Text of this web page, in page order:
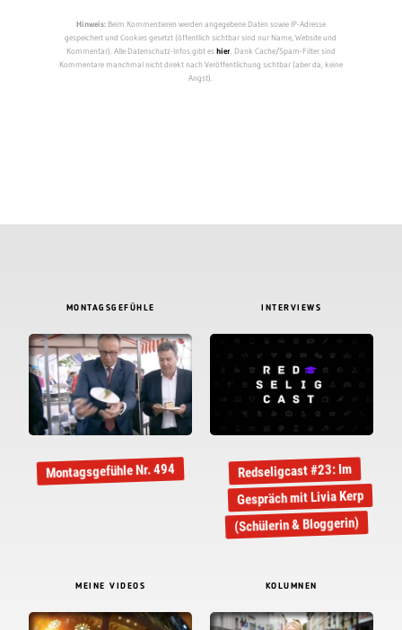
Hinweis:Beim Kommentieren werden angegebene Daten sowie IP-Adresse
gespeichert und Cookies gesetzt (öffentlich sichtbar sind nur Name, Website und
Kommentar). Alle Datenschutz-Infos gibt eshier. Dank Cache/Spam-Filter sind
Kommentare manchmal nicht direkt nach Veröffentlichung sichtbar (aber da, keine
Angst).
MONTAGSGEFÜHLE
Montagsgefühle Nr. 494
INTERVIEWS
Redseligcast #23: Im
Gespräch mit Livia Kerp
(Schülerin & Bloggerin)
MEINE VIDEOS KOLUMNEN